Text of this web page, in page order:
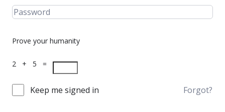
Prove your humanity
2 + 5 =
Keep me signed in Forgot?